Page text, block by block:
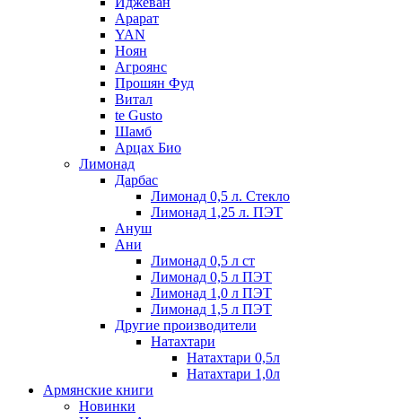
Арарат
YAN
Ноян
Агроянс
Прошян Фуд
Витал
te Gusto
Шамб
Арцах Био
Лимонад
Дарбас
Лимонад 0,5 л. Стекло
Лимонад 1,25 л. ПЭТ
Ануш
Ани
Лимонад 0,5 л ст
Лимонад 0,5 л ПЭТ
Лимонад 1,0 л ПЭТ
Лимонад 1,5 л ПЭТ
Другие производители
Натахтари
Натахтари 0,5л
Натахтари 1,0л
Армянские книги
Новинки